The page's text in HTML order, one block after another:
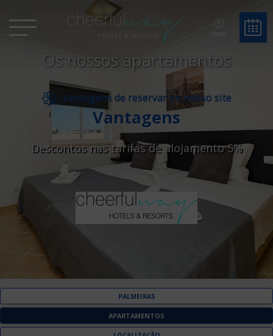
Aceder
Os nossos apartamentos
Vantagens de reservar no nosso site
Vantagens
Descontos nas tarifas de alojamento 5%
PALMEIRAS
APARTAMENTOS